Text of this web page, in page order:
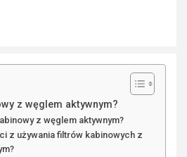
z węglem aktywnym?
z węglem aktywnym?
z używania filtrów kabinowych z